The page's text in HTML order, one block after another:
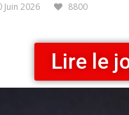
Juin 2026 8800
Lire le